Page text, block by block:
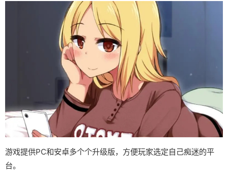
游戏提供PC和安卓多个个升级版，方便玩家选定自己痴迷的平
台。